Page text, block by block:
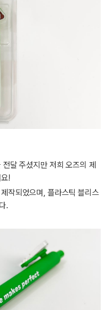
달 주셨지만 저희 오즈의 제
!
작되었으며, 플라스틱 블리스
.